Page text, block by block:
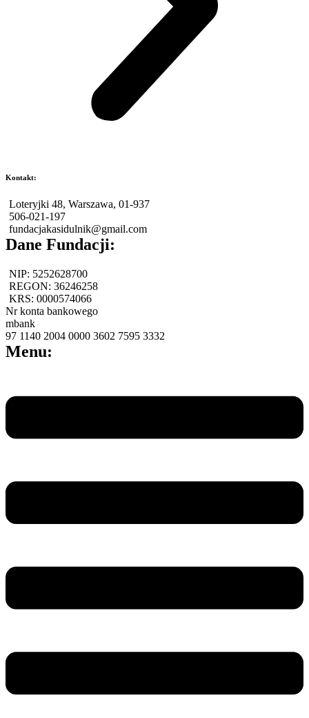
Kontakt:
Loteryjki 48, Warszawa, 01-937
506-021-197
fundacjakasidulnik@gmail.com
Dane Fundacji:
NIP: 5252628700
REGON: 36246258
KRS: 0000574066
Nr konta bankowego
mbank
97 1140 2004 0000 3602 7595 3332
Menu: